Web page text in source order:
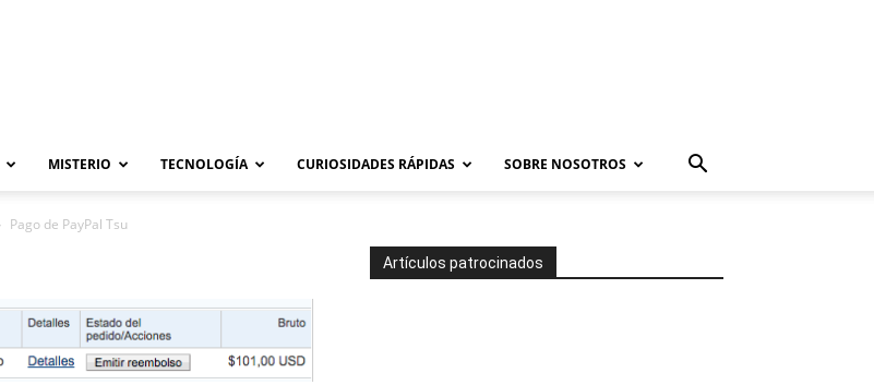
MISTERIO TECNOLOGÍA CURIOSIDADES RÁPIDAS SOBRE NOSOTROS
Pago de PayPal Tsu
Artículos patrocinados